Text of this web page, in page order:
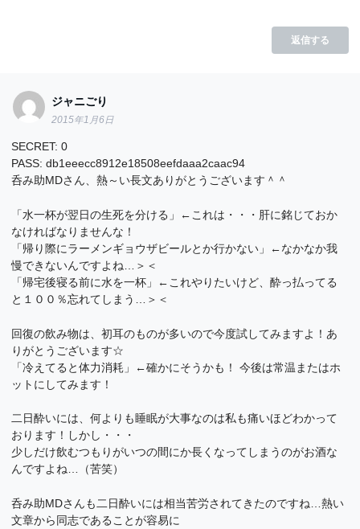
返信する
ジャニごり
2015年1月6日
SECRET: 0
PASS: db1eeecc8912e18508eefdaaa2caac94
呑み助MDさん、熱～い長文ありがとうございます＾＾
「水一杯が翌日の生死を分ける」←これは・・・肝に銘じておか
なければなりませんな！
「帰り際にラーメンギョウザビールとか行かない」←なかなか我
慢できないんですよね…＞＜
「帰宅後寝る前に水を一杯」←これやりたいけど、酔っ払ってる
と１００％忘れてしまう…＞＜
回復の飲み物は、初耳のものが多いので今度試してみますよ！あ
りがとうございます☆
「冷えてると体力消耗」←確かにそうかも！ 今後は常温またはホ
ットにしてみます！
二日酔いには、何よりも睡眠が大事なのは私も痛いほどわかって
おります！しかし・・・
少しだけ飲むつもりがいつの間にか長くなってしまうのがお酒な
んですよね…（苦笑）
呑み助MDさんも二日酔いには相当苦労されてきたのですね…熱い
文章から同志であることが容易に